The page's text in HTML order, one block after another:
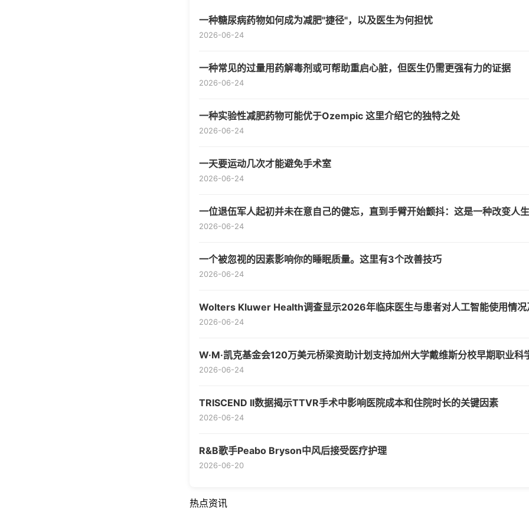
一种糖尿病药物如何成为减肥"捷径"，以及医生为何担忧
2026-06-24
一种常见的过量用药解毒剂或可帮助重启心脏，但医生仍需更强有力的证据
2026-06-24
一种实验性减肥药物可能优于Ozempic 这里介绍它的独特之处
2026-06-24
一天要运动几次才能避免手术室
2026-06-24
一位退伍军人起初并未在意自己的健忘，直到手臂开始颤抖：这是一种改变人
2026-06-24
一个被忽视的因素影响你的睡眠质量。这里有3个改善技巧
2026-06-24
Wolters Kluwer Health调查显示2026年临床医生与患者对人工智能使用情况
2026-06-24
W·M·凯克基金会120万美元桥梁资助计划支持加州大学戴维斯分校早期职业科
2026-06-24
TRISCEND II数据揭示TTVR手术中影响医院成本和住院时长的关键因素
2026-06-24
R&B歌手Peabo Bryson中风后接受医疗护理
2026-06-20
热点资讯